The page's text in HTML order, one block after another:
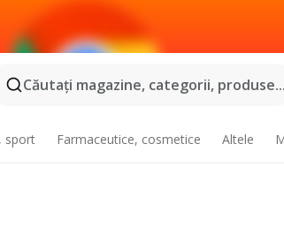
Căutaţi magazine, categorii,
sport Farmaceutice, cosmetice Altele